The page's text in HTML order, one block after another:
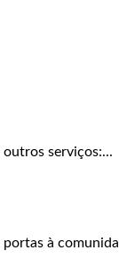
serviços:...
à